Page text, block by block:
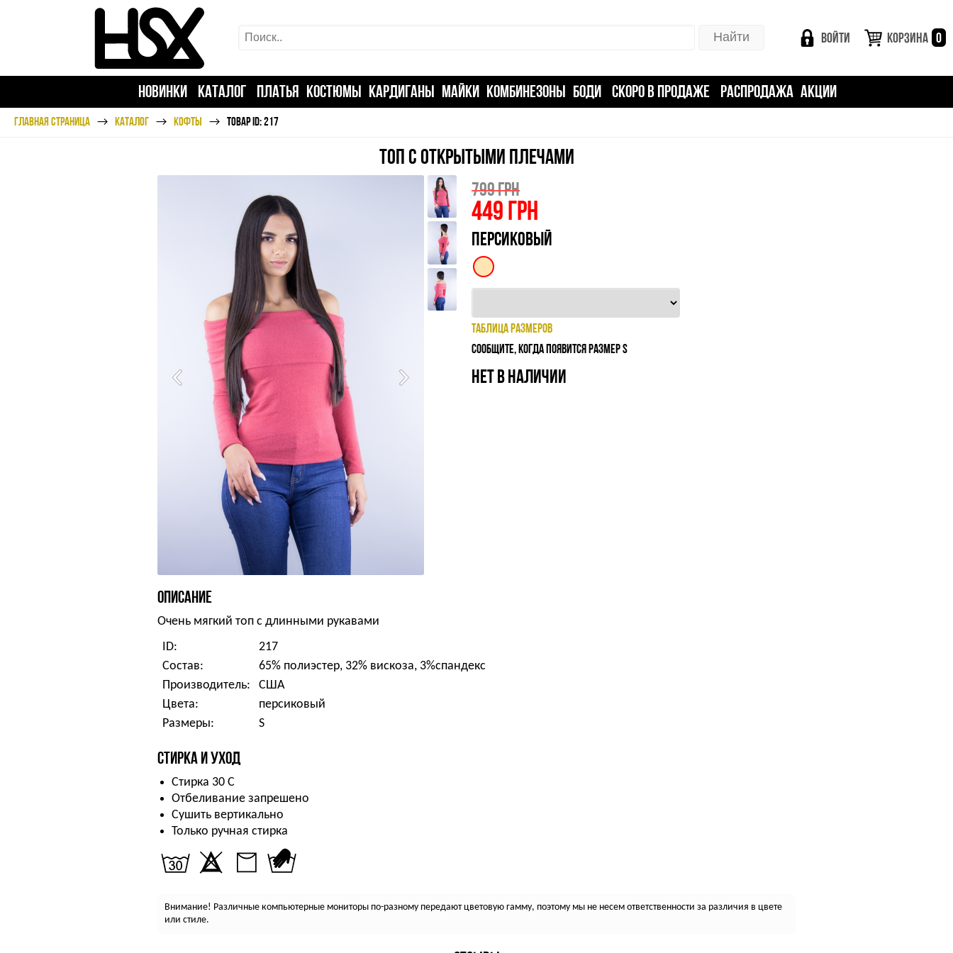
ВОЙТИ КОРЗИНА 0
НОВИНКИ КАТАЛОГ ПЛАТЬЯ КОСТЮМЫ КАРДИГАНЫ МАЙКИ КОМБИНЕЗОНЫ БОДИ СКОРО В ПРОДАЖЕ РАСПРОДАЖА АКЦИИ
ГЛАВНАЯ СТРАНИЦА КАТАЛОГ КОФТЫ ТОВАР ID: 217
ТОП С ОТКРЫТЫМИ ПЛЕЧАМИ
799 ГРН
449ГРН
ПЕРСИКОВЫЙ
ТАБЛИЦА РАЗМЕРОВ
СООБЩИТЕ, КОГДА ПОЯВИТСЯ РАЗМЕР S
НЕТ В НАЛИЧИИ
ОПИСАНИЕ
Очень мягкий топ с длинными рукавами
ID:
217
Состав:
65% полиэстер, 32% вискоза, 3%спандекс
Производитель:
США
Цвета:
персиковый
Размеры:
S
СТИРКА И УХОД
Стирка 30 С
Отбеливание запрешено
Сушить вертикально
Только ручная стирка
Внимание! Различные компьютерные мониторы по-разному передают цветовую гамму, поэтому мы не несем ответственности за различия в цвете
или стиле.